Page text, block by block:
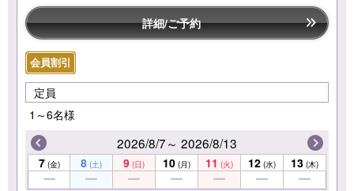
詳細/ご予約
会員割引
定員
1～6名様
2026/8/7～ 2026/8/13
7 (金) 8 (土) 9 (日) 10 (月) 11 (火) 12 (水) 13 (木)